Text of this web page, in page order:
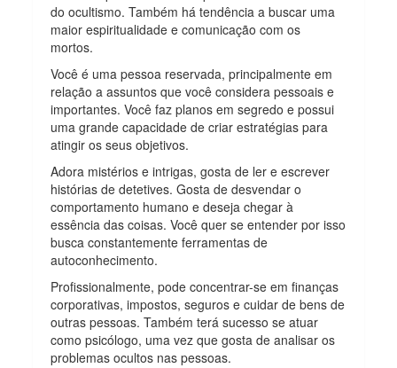
do ocultismo. Também há tendência a buscar uma
maior espiritualidade e comunicação com os
mortos.
Você é uma pessoa reservada, principalmente em
relação a assuntos que você considera pessoais e
importantes. Você faz planos em segredo e possui
uma grande capacidade de criar estratégias para
atingir os seus objetivos.
Adora mistérios e intrigas, gosta de ler e escrever
histórias de detetives. Gosta de desvendar o
comportamento humano e deseja chegar à
essência das coisas. Você quer se entender por isso
busca constantemente ferramentas de
autoconhecimento.
Profissionalmente, pode concentrar-se em finanças
corporativas, impostos, seguros e cuidar de bens de
outras pessoas. Também terá sucesso se atuar
como psicólogo, uma vez que gosta de analisar os
problemas ocultos nas pessoas.